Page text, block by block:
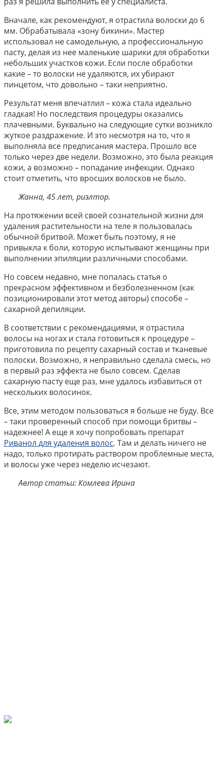
Вначале, как рекомендуют, я отрастила волоски до 6
мм. Обрабатывала «зону бикини». Мастер
использовал не самодельную, а профессиональную
пасту, делая из нее маленькие шарики для обработки
небольших участков кожи. Если после обработки
какие – то волоски не удаляются, их убирают
пинцетом, что довольно – таки неприятно.
Результат меня впечатлил – кожа стала идеально
гладкая! Но последствия процедуры оказались
плачевными. Буквально на следующие сутки возникло
жуткое раздражение. И это несмотря на то, что я
выполняла все предписания мастера. Прошло все
только через две недели. Возможно, это была реакция
кожи, а возможно – попадание инфекции. Однако
стоит отметить, что вросших волосков не было.
Жанна, 45 лет, риэлтор.
На протяжении всей своей сознательной жизни для
удаления растительности на теле я пользовалась
обычной бритвой. Может быть поэтому, я не
привыкла к боли, которую испытывают женщины при
выполнении эпиляции различными способами.
Но совсем недавно, мне попалась статья о
прекрасном эффективном и безболезненном (как
позиционировали этот метод авторы) способе –
сахарной депиляции.
В соответствии с рекомендациями, я отрастила
волосы на ногах и стала готовиться к процедуре –
приготовила по рецепту сахарный состав и тканевые
полоски. Возможно, я неправильно сделала смесь, но
в первый раз эффекта не было совсем. Сделав
сахарную пасту еще раз, мне удалось избавиться от
нескольких волосинок.
Все, этим методом пользоваться я больше не буду. Все
– таки проверенный способ при помощи бритвы –
надежнее! А еще я хочу попробовать препарат
Риванол для удаления волос. Там и делать ничего не
надо, только протирать раствором проблемные места,
и волосы уже через неделю исчезают.
Автор статьи: Комлева Ирина